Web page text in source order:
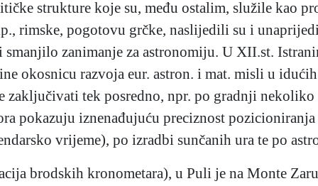
strukture koje su, među ostalim, služile kao
rimske, pogotovu grčke, naslijedili su i
smanjilo zanimanje za astronomiju. U XII.st.
okosnicu razvoja eur. astron. i mat. misli u
zaključivati tek posredno, npr. po gradnji nekoliko
pokazuju iznenađujuću preciznost
vrijeme), po izradbi sunčanih ura te po
brodskih kronometara), u Puli je na Monte